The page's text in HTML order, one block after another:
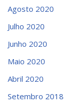
Agosto 2020
Julho 2020
Junho 2020
Maio 2020
Abril 2020
Setembro 2018